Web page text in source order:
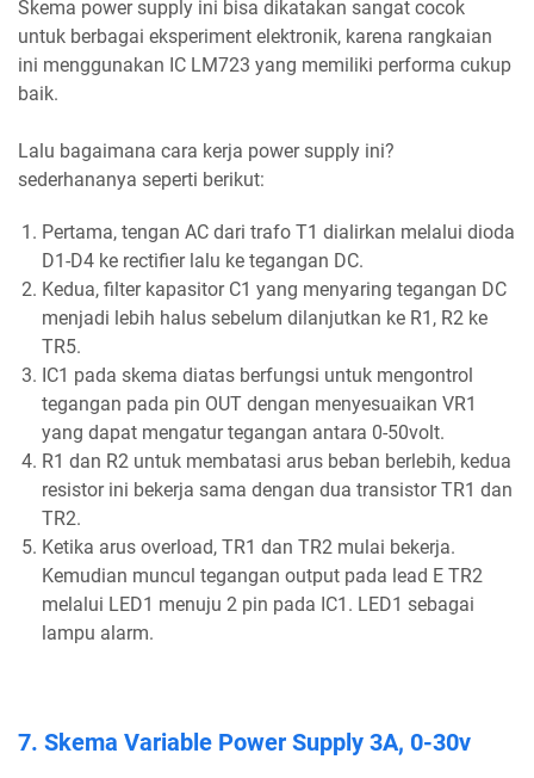
Skema power supply ini bisa dikatakan sangat cocok
untuk berbagai eksperiment elektronik, karena rangkaian
ini menggunakan IC LM723 yang memiliki performa cukup
baik.
Lalu bagaimana cara kerja power supply ini?
sederhananya seperti berikut:
Pertama, tengan AC dari trafo T1 dialirkan melalui dioda
D1-D4 ke rectifier lalu ke tegangan DC.
Kedua, filter kapasitor C1 yang menyaring tegangan DC
menjadi lebih halus sebelum dilanjutkan ke R1, R2 ke
TR5.
IC1 pada skema diatas berfungsi untuk mengontrol
tegangan pada pin OUT dengan menyesuaikan VR1
yang dapat mengatur tegangan antara 0-50volt.
R1 dan R2 untuk membatasi arus beban berlebih, kedua
resistor ini bekerja sama dengan dua transistor TR1 dan
TR2.
Ketika arus overload, TR1 dan TR2 mulai bekerja.
Kemudian muncul tegangan output pada lead E TR2
melalui LED1 menuju 2 pin pada IC1. LED1 sebagai
lampu alarm.
7. Skema Variable Power Supply 3A, 0-30v